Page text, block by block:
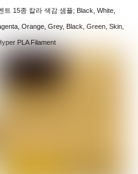
15종 칼라 색감 샘플; Black, White,
Orange, Grey, Black, Green, Skin,
PLA Filament